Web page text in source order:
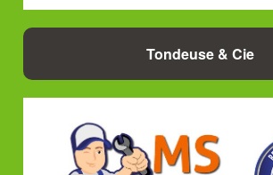
Tondeuse & Cie